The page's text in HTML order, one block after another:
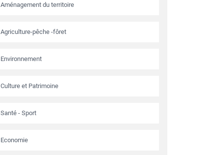
Aménagement du territoire
Agriculture-pêche -fôret
Environnement
Culture et Patrimoine
Santé - Sport
Economie